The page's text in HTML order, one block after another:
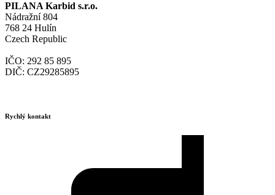
PILANA Karbid s.r.o.
Nádražní 804
768 24 Hulín
Czech Republic
IČO: 292 85 895
DIČ: CZ29285895
Rychlý kontakt